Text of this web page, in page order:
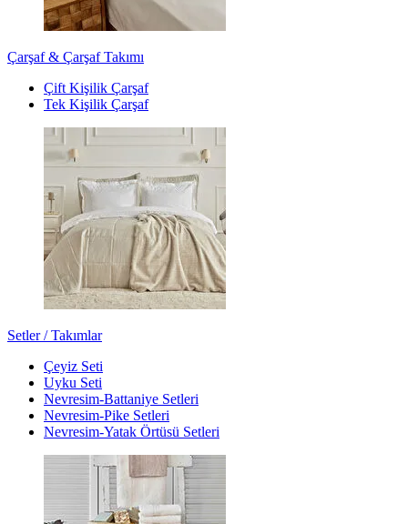
Çarşaf & Çarşaf Takımı
Çift Kişilik Çarşaf
Tek Kişilik Çarşaf
Setler / Takımlar
Çeyiz Seti
Uyku Seti
Nevresim-Battaniye Setleri
Nevresim-Pike Setleri
Nevresim-Yatak Örtüsü Setleri